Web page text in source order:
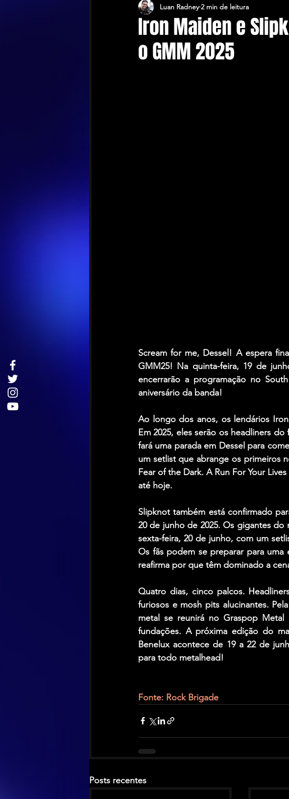
Iron Maiden e
o GMM 2025
Luan Radney 2 min de leitura
Scream for me, Dessel! A espera
GMM25! Na quinta-feira, 19 de
encerrarão a programação no
aniversário da banda!
Ao longo dos anos, os lendários
Em 2025, eles serão os headliners do
fará uma parada em Dessel para
um setlist que abrange os primeiros
Fear of the Dark. A Run For Your
até hoje.
Slipknot também está confirmado
20 de junho de 2025. Os gigantes do
sexta-feira, 20 de junho, com um
Os fãs podem se preparar para
reafirma por que têm dominado a
Quatro dias, cinco palcos.
furiosos e mosh pits alucinantes.
metal se reunirá no Graspop
fundações. A próxima edição do
Benelux acontece de 19 a 22 de
para todo metalhead!
Fonte: Rock Brigade
Posts recentes